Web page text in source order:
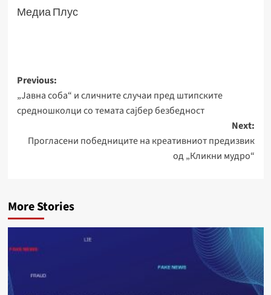
Медиа Плус
Post
navigation
Previous:
„Јавна соба“ и сличните случаи пред штипските
средношколци со темата сајбер безбедност
Next:
Прогласени победниците на креативниот предизвик
од „Кликни мудро“
More Stories